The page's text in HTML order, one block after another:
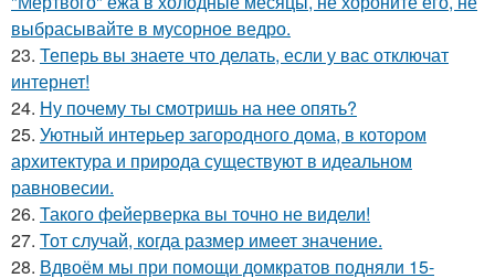
выбрасывайте в мусорное ведро.
23. Теперь вы знаете что делать, если у вас отключат
интернет!
24. Ну почему ты смотришь на нее опять?
25. Уютный интерьер загородного дома, в котором
архитектура и природа существуют в идеальном
равновесии.
26. Такого фейерверка вы точно не видели!
27. Тот случай, когда размер имеет значение.
28. Вдвоём мы при помощи домкратов подняли 15-